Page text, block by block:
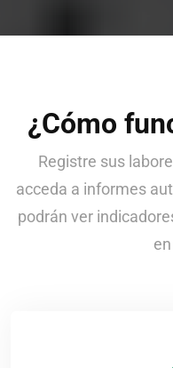
¿Cómo
Registre sus
acceda a informes
podrán ver